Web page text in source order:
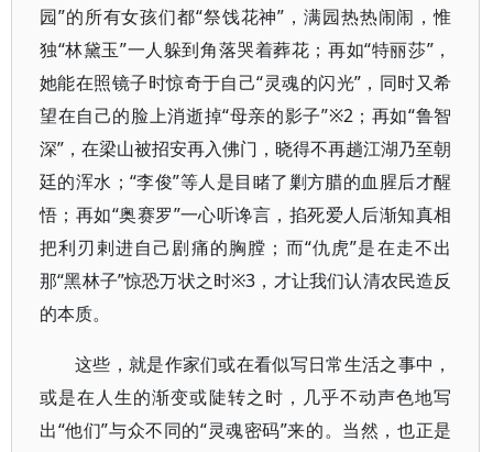
园”的所有女孩们都“祭饯花神”，满园热热闹闹，惟
独“林黛玉”一人躲到角落哭着葬花；再如“特丽莎”，
她能在照镜子时惊奇于自己“灵魂的闪光”，同时又希
望在自己的脸上消逝掉“母亲的影子”※2；再如“鲁智
深”，在梁山被招安再入佛门，晓得不再趟江湖乃至朝
廷的浑水；“李俊”等人是目睹了剿方腊的血腥后才醒
悟；再如“奥赛罗”一心听谗言，掐死爱人后渐知真相
把利刃剌进自己剧痛的胸膛；而“仇虎”是在走不出
那“黑林子”惊恐万状之时※3，才让我们认清农民造反
的本质。
这些，就是作家们或在看似写日常生活之事中，
或是在人生的渐变或陡转之时，几乎不动声色地写
出“他们”与众不同的“灵魂密码”来的。当然，也正是